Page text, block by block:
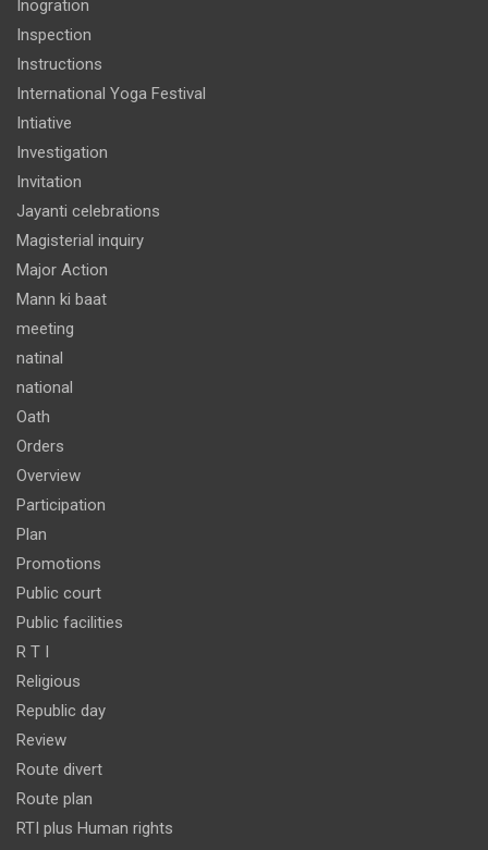
Inogration
Inspection
Instructions
International Yoga Festival
Intiative
Investigation
Invitation
Jayanti celebrations
Magisterial inquiry
Major Action
Mann ki baat
meeting
natinal
national
Oath
Orders
Overview
Participation
Plan
Promotions
Public court
Public facilities
R T I
Religious
Republic day
Review
Route divert
Route plan
RTI plus Human rights